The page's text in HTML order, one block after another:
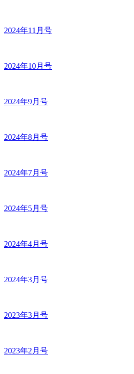
2024年11月号
2024年10月号
2024年9月号
2024年8月号
2024年7月号
2024年5月号
2024年4月号
2024年3月号
2023年3月号
2023年2月号